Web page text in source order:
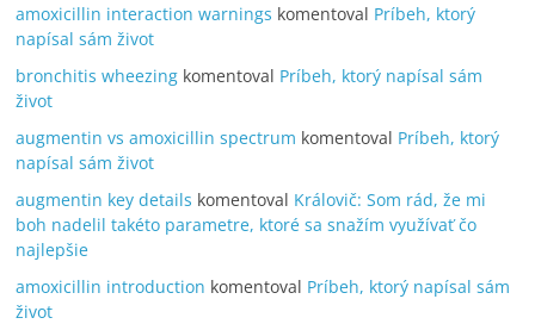
amoxicillin interaction warnings komentoval Príbeh, ktorý
napísal sám život
bronchitis wheezing komentoval Príbeh, ktorý napísal sám
život
augmentin vs amoxicillin spectrum komentoval Príbeh, ktorý
napísal sám život
augmentin key details komentoval Královič: Som rád, že mi
boh nadelil takéto parametre, ktoré sa snažím využívať čo
najlepšie
amoxicillin introduction komentoval Príbeh, ktorý napísal sám
život